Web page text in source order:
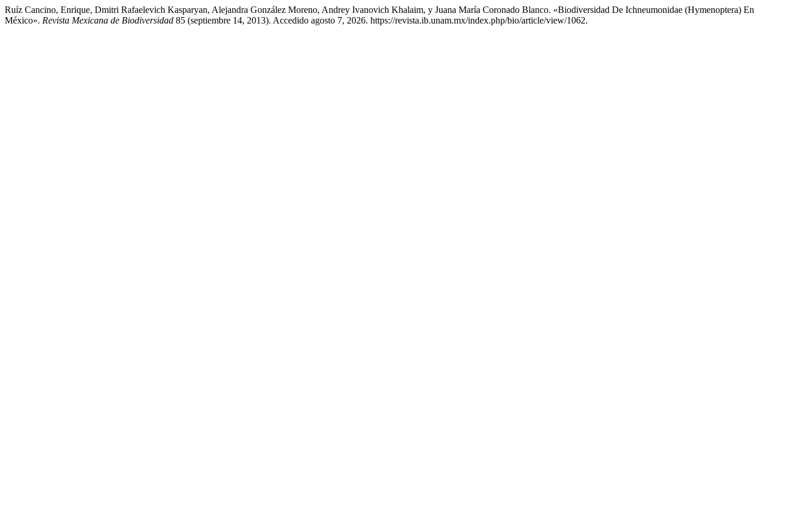
Ruíz Cancino, Enrique, Dmitri Rafaelevich Kasparyan, Alejandra González Moreno, Andrey Ivanovich Khalaim, y Juana María Coronado Blanco. «Biodiversidad De Ichneumonidae (Hymenoptera) En
México». Revista Mexicana de Biodiversidad 85 (septiembre 14, 2013). Accedido agosto 7, 2026. https://revista.ib.unam.mx/index.php/bio/article/view/1062.